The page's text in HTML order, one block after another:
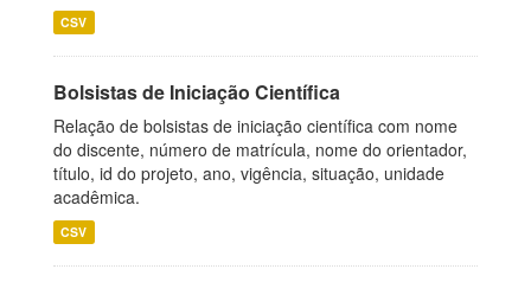
CSV
Bolsistas de Iniciação Científica
Relação de bolsistas de iniciação científica com nome
do discente, número de matrícula, nome do orientador,
título, id do projeto, ano, vigência, situação, unidade
acadêmica.
CSV